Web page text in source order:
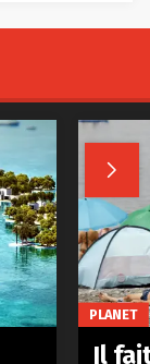

PLANET
Il